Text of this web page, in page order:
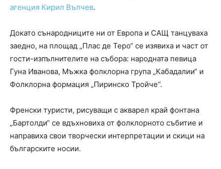
агенция Кирил Вълчев.
Докато сънародниците ни от Европа и САЩ танцуваха
заедно, на площад „Плас де Теро“ се изявиха и част от
гости-изпълнителите на събора: народната певица
Гуна Иванова, Мъжка фолклорна група „Кабадалии“ и
Фолклорна формация „Пиринско Тройче“.
Френски туристи, рисуващи с акварел край фонтана
„Бартолди“ се вдъхновиха от фолклорното събитие и
направиха свои творчески интерпретации и скици на
българските носии.